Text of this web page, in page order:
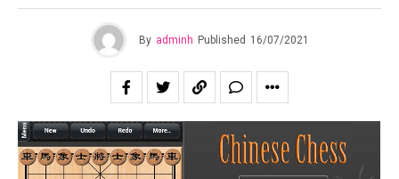
By adminh Published 16/07/2021